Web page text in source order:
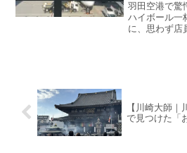
羽田空港で驚
ハイボール一
に、思わず店
【川崎大師
で見つけた「